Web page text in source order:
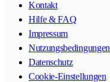
Kontakt
Hilfe & FAQ
Impressum
Nutzungsbedingungen
Datenschutz
Cookie-Einstellungen